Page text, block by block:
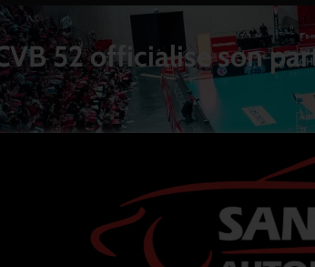
52 officialise son